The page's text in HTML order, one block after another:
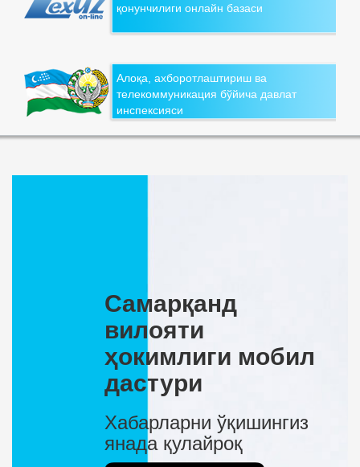
қонунчилиги онлайн базаси
Алоқа, ахборотлаштириш ва
телекоммуникация бўйича давлат
инспексияси
Самарқанд
вилояти
ҳокимлиги мобил
дастури
Хабарларни ўқишингиз
янада қулайроқ